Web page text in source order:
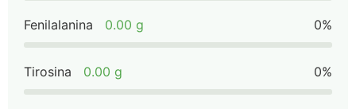
Fenilalanina 0.00 g 0%
Tirosina 0.00 g 0%